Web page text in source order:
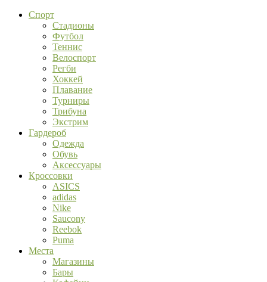
Спорт
Стадионы
Футбол
Теннис
Велоспорт
Регби
Хоккей
Плавание
Турниры
Трибуна
Экстрим
Гардероб
Одежда
Обувь
Аксессуары
Кроссовки
ASICS
adidas
Nike
Saucony
Reebok
Puma
Места
Магазины
Бары